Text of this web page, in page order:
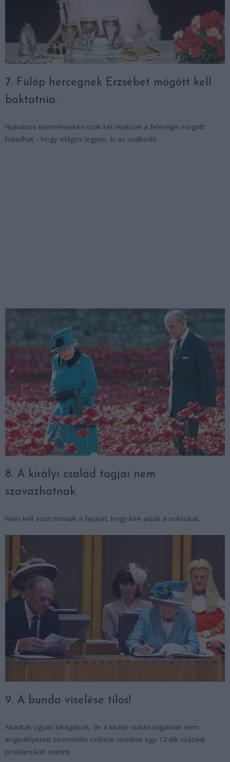
7. Fülöp hercegnek Erzsébet mögött kell
baktatnia.
Nyilvános eseményeken csak két lépéssel a felesége mögött
haladhat – hogy világos legyen, ki az uralkodó.
8. A királyi család tagjai nem
szavazhatnak.
Nem kell azon törniük a fejüket, hogy kire adják a voksukat.
9. A bunda viselése tilos!
Akadtak ugyan kihágások, de a királyi család tagjainak nem
engedélyezett semmiféle szőrme viselése egy 12-dik századi
proklamáció szerint.